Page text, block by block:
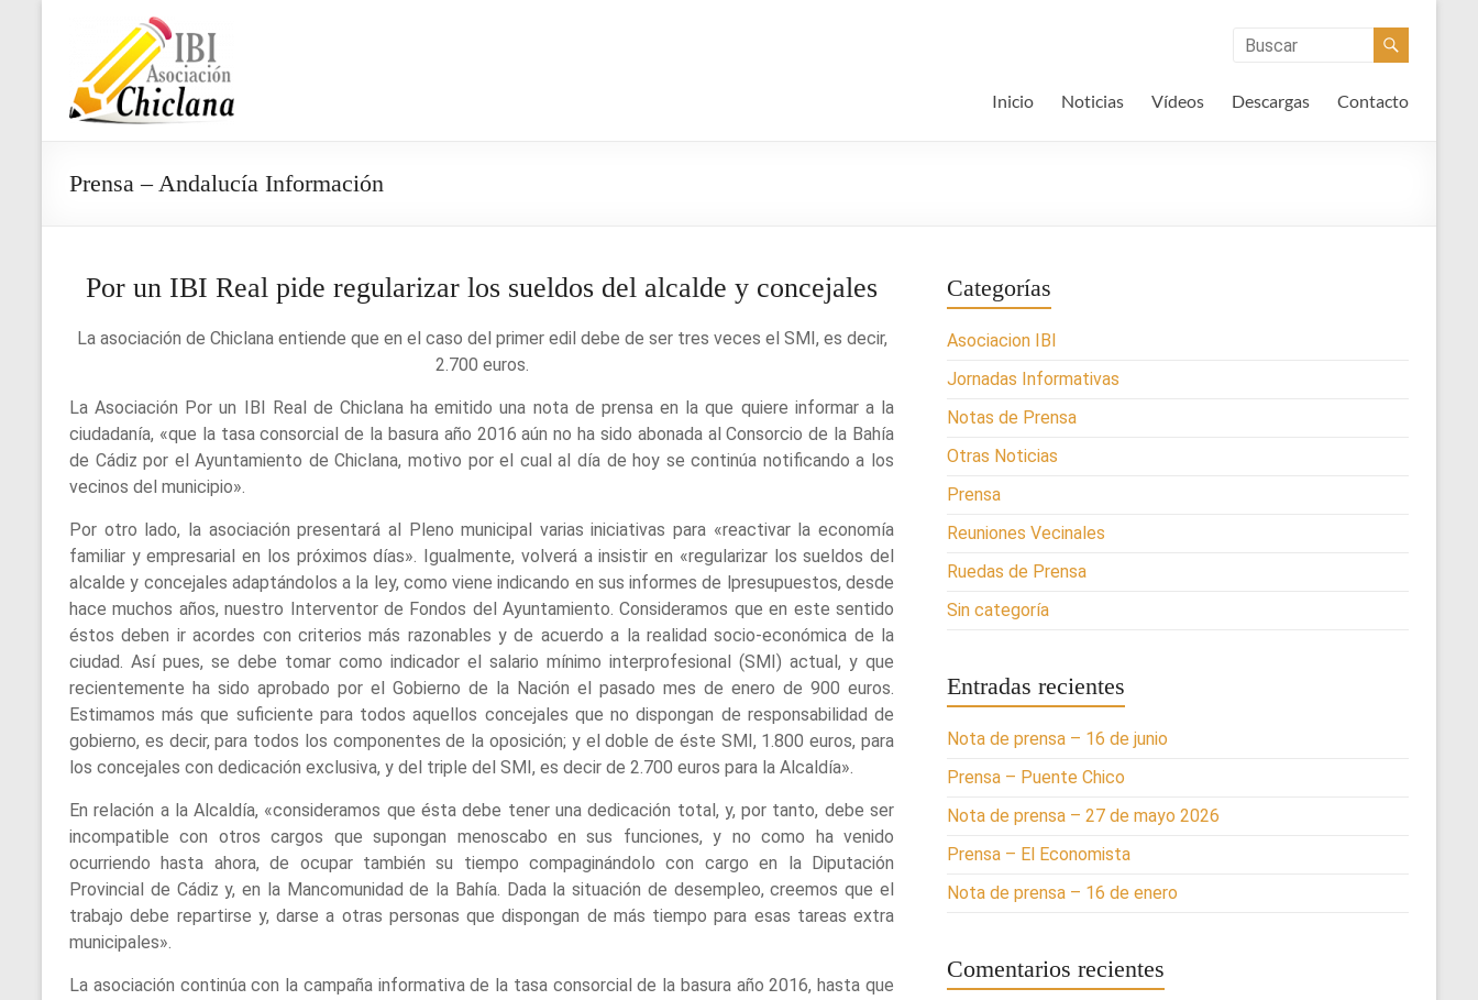
contenidoAsociación
IBI
Chiclana
Inicio Noticias Vídeos Descargas Contacto
Prensa – Andalucía Información
Por un IBI Real pide regularizar los sueldos del alcalde y concejales
La asociación de Chiclana entiende que en el caso del primer edil debe de ser tres veces el SMI, es decir,
2.700 euros.
La Asociación Por un IBI Real de Chiclana ha emitido una nota de prensa en la que quiere informar a la
ciudadanía, «que la tasa consorcial de la basura año 2016 aún no ha sido abonada al Consorcio de la Bahía
de Cádiz por el Ayuntamiento de Chiclana, motivo por el cual al día de hoy se continúa notificando a los
vecinos del municipio».
Por otro lado, la asociación presentará al Pleno municipal varias iniciativas para «reactivar la economía
familiar y empresarial en los próximos días». Igualmente, volverá a insistir en «regularizar los sueldos del
alcalde y concejales adaptándolos a la ley, como viene indicando en sus informes de lpresupuestos, desde
hace muchos años, nuestro Interventor de Fondos del Ayuntamiento. Consideramos que en este sentido
éstos deben ir acordes con criterios más razonables y de acuerdo a la realidad socio-económica de la
ciudad. Así pues, se debe tomar como indicador el salario mínimo interprofesional (SMI) actual, y que
recientemente ha sido aprobado por el Gobierno de la Nación el pasado mes de enero de 900 euros.
Estimamos más que suficiente para todos aquellos concejales que no dispongan de responsabilidad de
gobierno, es decir, para todos los componentes de la oposición; y el doble de éste SMI, 1.800 euros, para
los concejales con dedicación exclusiva, y del triple del SMI, es decir de 2.700 euros para la Alcaldía».
En relación a la Alcaldía, «consideramos que ésta debe tener una dedicación total, y, por tanto, debe ser
incompatible con otros cargos que supongan menoscabo en sus funciones, y no como ha venido
ocurriendo hasta ahora, de ocupar también su tiempo compaginándolo con cargo en la Diputación
Provincial de Cádiz y, en la Mancomunidad de la Bahía. Dada la situación de desempleo, creemos que el
trabajo debe repartirse y, darse a otras personas que dispongan de más tiempo para esas tareas extra
municipales».
La asociación continúa con la campaña informativa de la tasa consorcial de la basura año 2016, hasta que
Categorías
Asociacion IBI
Jornadas Informativas
Notas de Prensa
Otras Noticias
Prensa
Reuniones Vecinales
Ruedas de Prensa
Sin categoría
Entradas recientes
Nota de prensa – 16 de junio
Prensa – Puente Chico
Nota de prensa – 27 de mayo 2026
Prensa – El Economista
Nota de prensa – 16 de enero
Comentarios recientes